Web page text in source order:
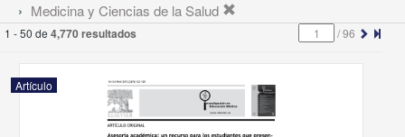
Medicina y Ciencias de la Salud
1 - 50 de 4,770 resultados /96
Artículo